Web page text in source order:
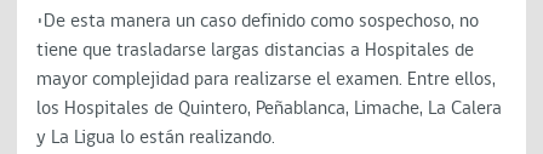
•De esta manera un caso definido como sospechoso, no
tiene que trasladarse largas distancias a Hospitales de
mayor complejidad para realizarse el examen. Entre ellos,
los Hospitales de Quintero, Peñablanca, Limache, La Calera
y La Ligua lo están realizando.